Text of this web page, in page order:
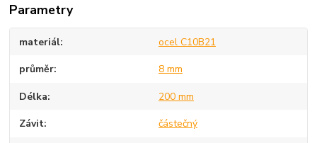
Parametry
materiál ocel C10B21
průměr 8 mm
Délka 200 mm
Závit částečný